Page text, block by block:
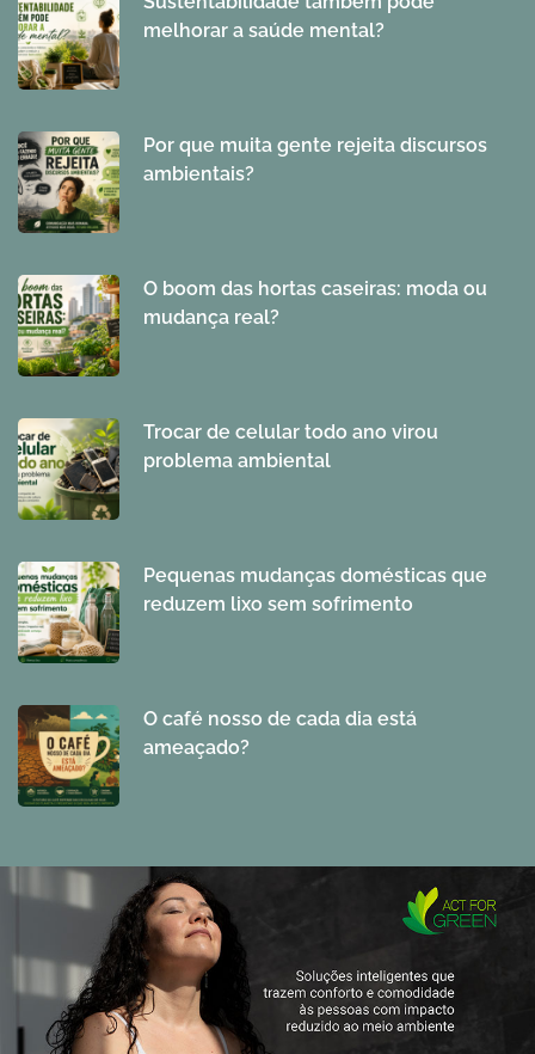
melhorar a saúde mental?
Por que muita gente rejeita discursos
ambientais?
O boom das hortas caseiras: moda ou
mudança real?
Trocar de celular todo ano virou
problema ambiental
Pequenas mudanças domésticas que
reduzem lixo sem sofrimento
O café nosso de cada dia está
ameaçado?